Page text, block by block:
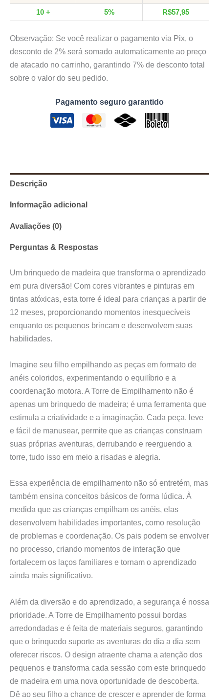
10 + 5% R$57,95
Observação: Se você realizar o pagamento via Pix, o
desconto de 2% será somado automaticamente ao preço
de atacado no carrinho, garantindo 7% de desconto total
sobre o valor do seu pedido.
Pagamento seguro garantido
Descrição
Informação adicional
Avaliações (0)
Perguntas & Respostas
Um brinquedo de madeira que transforma o aprendizado
em pura diversão! Com cores vibrantes e pinturas em
tintas atóxicas, esta torre é ideal para crianças a partir de
12 meses, proporcionando momentos inesquecíveis
enquanto os pequenos brincam e desenvolvem suas
habilidades.
Imagine seu filho empilhando as peças em formato de
anéis coloridos, experimentando o equilíbrio e a
coordenação motora. A Torre de Empilhamento não é
apenas um brinquedo de madeira; é uma ferramenta que
estimula a criatividade e a imaginação. Cada peça, leve
e fácil de manusear, permite que as crianças construam
suas próprias aventuras, derrubando e reerguendo a
torre, tudo isso em meio a risadas e alegria.
Essa experiência de empilhamento não só entretém, mas
também ensina conceitos básicos de forma lúdica. À
medida que as crianças empilham os anéis, elas
desenvolvem habilidades importantes, como resolução
de problemas e coordenação. Os pais podem se envolver
no processo, criando momentos de interação que
fortalecem os laços familiares e tornam o aprendizado
ainda mais significativo.
Além da diversão e do aprendizado, a segurança é nossa
prioridade. A Torre de Empilhamento possui bordas
arredondadas e é feita de materiais seguros, garantindo
que o brinquedo suporte as aventuras do dia a dia sem
oferecer riscos. O design atraente chama a atenção dos
pequenos e transforma cada sessão com este brinquedo
de madeira em uma nova oportunidade de descoberta.
Dê ao seu filho a chance de crescer e aprender de forma